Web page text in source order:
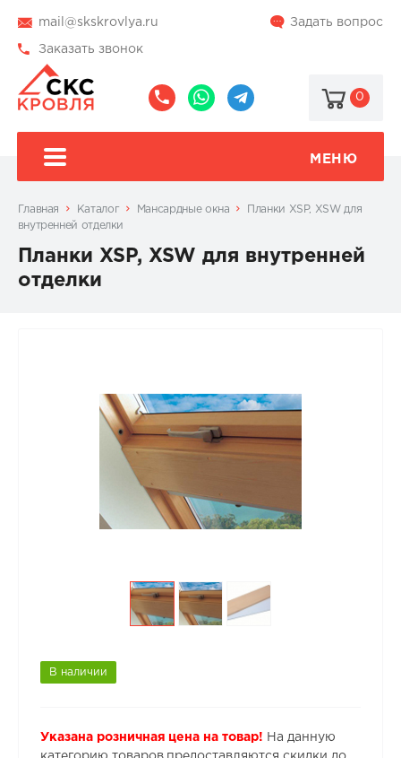
mail@skskrovlya.ru Задать вопрос
Заказать звонок
0
МЕНЮ
Главная Каталог Мансардные окна
Планки XSP, XSW для
внутренней отделки
Планки XSP, XSW для внутренней
отделки
В наличии
Указана розничная цена на товар! На данную